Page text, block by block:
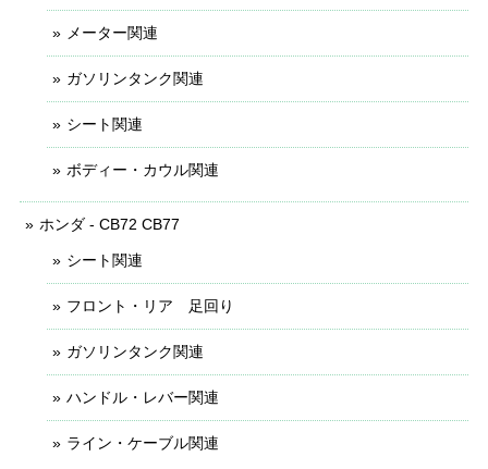
メーター関連
ガソリンタンク関連
シート関連
ボディー・カウル関連
ホンダ - CB72 CB77
シート関連
フロント・リア 足回り
ガソリンタンク関連
ハンドル・レバー関連
ライン・ケーブル関連